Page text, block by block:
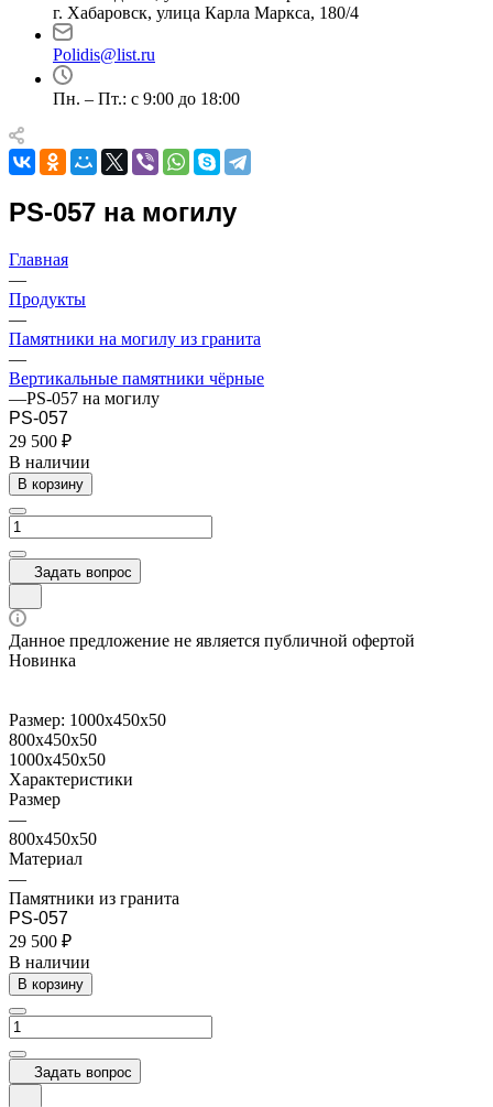
г. Хабаровск, улица Карла Маркса, 180/4
Polidis@list.ru
Пн. – Пт.: с 9:00 до 18:00
PS-057 на могилу
Главная
—
Продукты
—
Памятники на могилу из гранита
—
Вертикальные памятники чёрные
—PS-057 на могилу
PS-057
29 500 ₽
В наличии
В корзину
Задать вопрос
Данное предложение не является публичной офертой
Новинка
Размер: 1000x450x50
800x450x50
1000x450x50
Характеристики
Размер
—
800x450x50
Материал
—
Памятники из гранита
PS-057
29 500 ₽
В наличии
В корзину
Задать вопрос